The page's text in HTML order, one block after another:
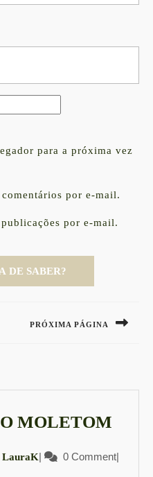
para a próxima vez
por e-mail.
por e-mail.
PRÓXIMA PÁGINA
MOLETOM
LauraKLauraK
| 0 Comment|